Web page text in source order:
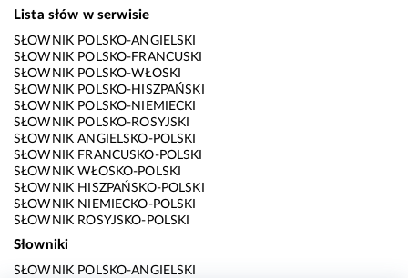
Lista słów w serwisie
SŁOWNIK POLSKO-ANGIELSKI
SŁOWNIK POLSKO-FRANCUSKI
SŁOWNIK POLSKO-WŁOSKI
SŁOWNIK POLSKO-HISZPAŃSKI
SŁOWNIK POLSKO-NIEMIECKI
SŁOWNIK POLSKO-ROSYJSKI
SŁOWNIK ANGIELSKO-POLSKI
SŁOWNIK FRANCUSKO-POLSKI
SŁOWNIK WŁOSKO-POLSKI
SŁOWNIK HISZPAŃSKO-POLSKI
SŁOWNIK NIEMIECKO-POLSKI
SŁOWNIK ROSYJSKO-POLSKI
Słowniki
SŁOWNIK POLSKO-ANGIELSKI